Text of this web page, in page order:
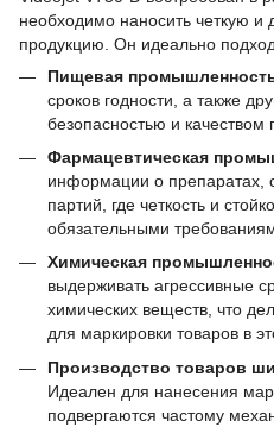
необходимо наносить четкую и
продукцию. Он идеально
Пищевая
сроков годности, а также
безопасностью и качеством
Фармацевтическая
информации о препаратах,
партий, где четкость и
обязательными
Химическая
выдерживать агрессивные
химических веществ, что
для маркировки товаров в
Производство товаров
Идеален для нанесения
подвергаются частому